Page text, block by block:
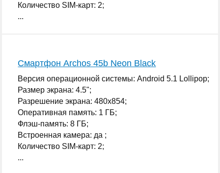
Количество SIM-карт: 2;
...
Смартфон Archos 45b Neon Black
Версия операционной системы: Android 5.1 Lollipop;
Размер экрана: 4.5";
Разрешение экрана: 480x854;
Оперативная память: 1 ГБ;
Флэш-память: 8 ГБ;
Встроенная камера: да ;
Количество SIM-карт: 2;
...